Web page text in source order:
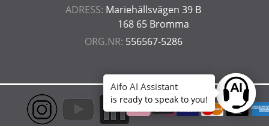
ADRESS: Mariehällsvägen 39 B
168 65 Bromma
ORG.NR: 556567-5286
Ask
Aifo AI Assistant
is ready to speak to you!